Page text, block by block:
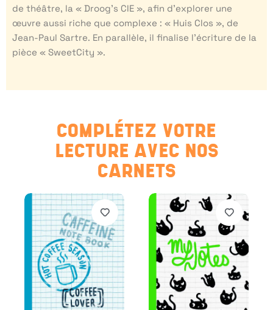
de théâtre, la « Droog’s CIE », afin d’explorer une
œuvre aussi riche que complexe : « Huis Clos », de
Jean-Paul Sartre. En parallèle, il finalise l’écriture de la
pièce « SweetCity ».
COMPLÉTEZ VOTRE
LECTURE AVEC NOS
CARNETS